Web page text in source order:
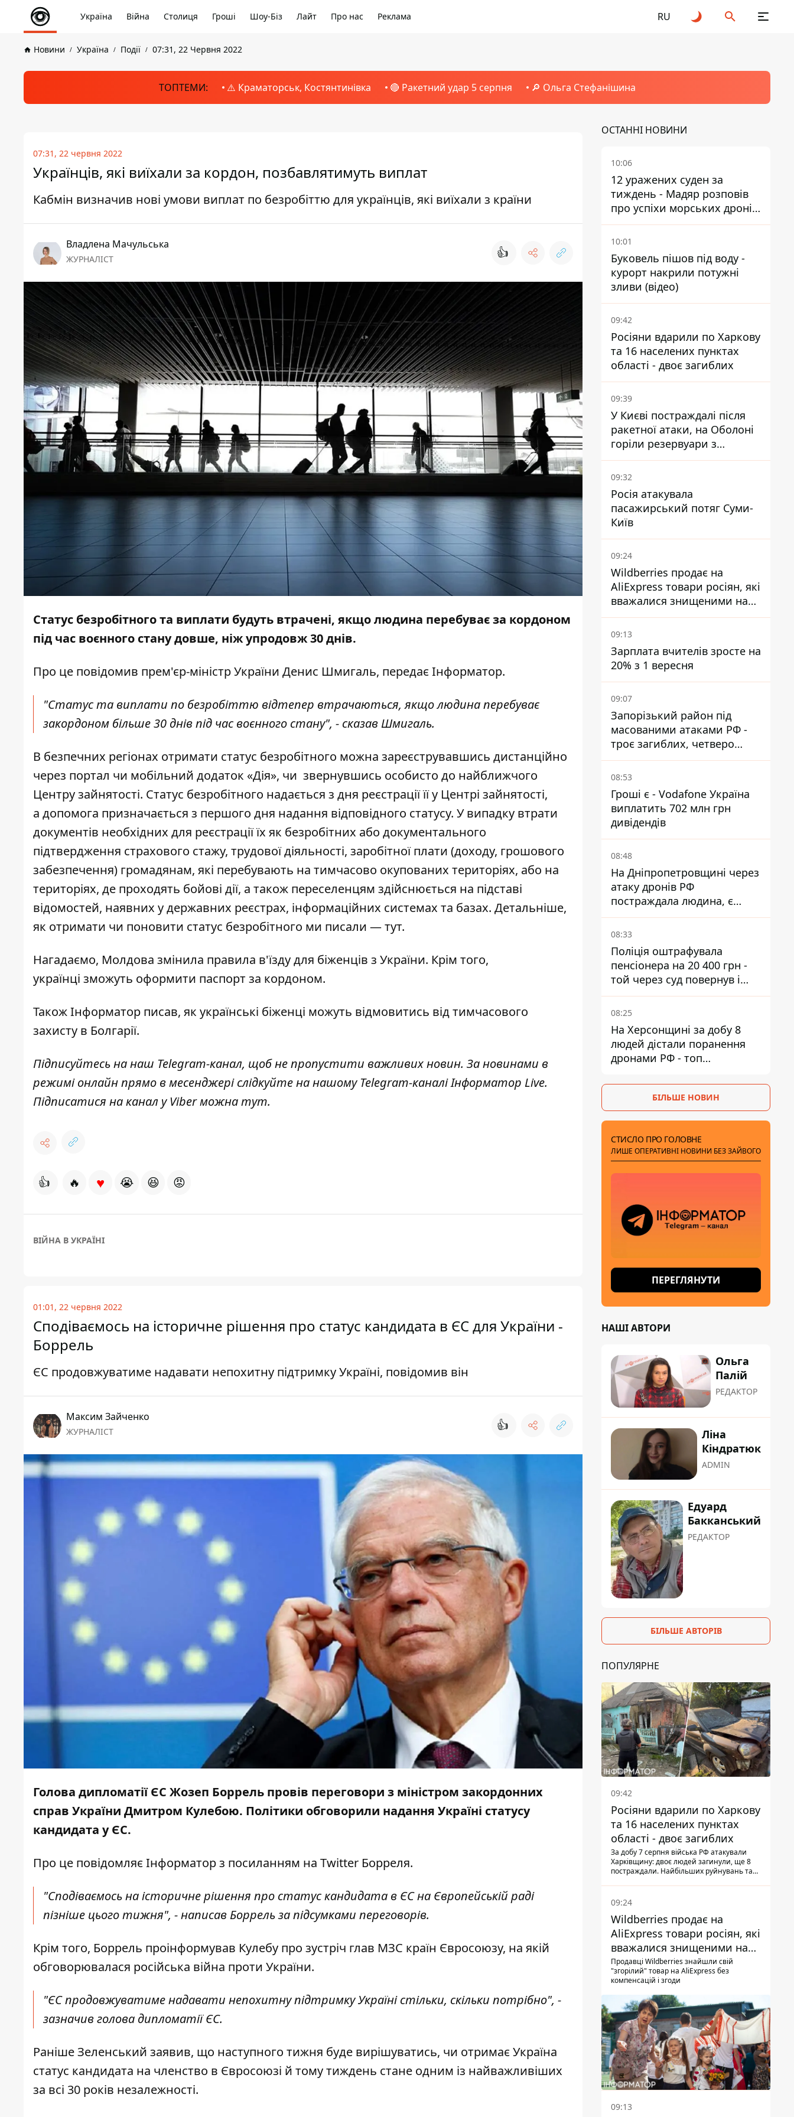
Україна Війна Столиця Гроші Шоу-Біз Лайт Про нас Реклама RU
Новини Україна Події 07:31, 22 Червня 2022
ТОПТЕМИ: ⚠️ Краматорськ, Костянтинівка 🔴 Ракетний удар 5 серпня 🔎 Ольга Стефанішина
07:31, 22 червня 2022
Українців, які виїхали за кордон, позбавлятимуть виплат
Кабмін визначив нові умови виплат по безробіттю для українців, які виїхали з країни
Владлена Мачульська
ЖУРНАЛІСТ 👍
Статус безробітного та виплати будуть втрачені, якщо людина перебуває за кордоном
під час воєнного стану довше, ніж упродовж 30 днів.
Про це повідомив прем'єр-міністр України Денис Шмигаль, передає Інформатор.
"Статус та виплати по безробіттю відтепер втрачаються, якщо людина перебуває
закордоном більше 30 днів під час воєнного стану", - сказав Шмигаль.
В безпечних регіонах отримати статус безробітного можна зареєструвавшись дистанційно
через портал чи мобільний додаток «Дія», чи звернувшись особисто до найближчого
Центру зайнятості. Статус безробітного надається з дня реєстрації її у Центрі зайнятості,
а допомога призначається з першого дня надання відповідного статусу. У випадку втрати
документів необхідних для реєстрації їх як безробітних або документального
підтвердження страхового стажу, трудової діяльності, заробітної плати (доходу, грошового
забезпечення) громадянам, які перебувають на тимчасово окупованих територіях, або на
територіях, де проходять бойові дії, а також переселенцям здійснюється на підставі
відомостей, наявних у державних реєстрах, інформаційних системах та базах. Детальніше,
як отримати чи поновити статус безробітного ми писали —тут.
Нагадаємо, Молдова змінила правила в'їзду для біженців з України. Крім того,
українці зможуть оформити паспорт за кордоном.
ТакожІнформатор писав, як українські біженці можуть відмовитись від тимчасового
захисту в Болгарії.
Підписуйтесь на наш Telegram-канал, щоб не пропустити важливих новин. За новинами в
режимі онлайн прямо в месенджері слідкуйте на нашому Telegram-каналіІнформатор Live.
Підписатися на канал у Viber можнатут.
👍 🔥 ♥ 😭 😆 😡
ВІЙНА В УКРАЇНІ
01:01, 22 червня 2022
Сподіваємось на історичне рішення про статус кандидата в ЄС для України -
Боррель
ЄС продовжуватиме надавати непохитну підтримку Україні, повідомив він
Максим Зайченко
ЖУРНАЛІСТ 👍
Голова дипломатії ЄС Жозеп Боррель провів переговори з міністром закордонних
справ України Дмитром Кулебою. Політики обговорили надання Україні статусу
кандидата у ЄС.
Про це повідомляє Інформаторз посиланням на Twitter Борреля.
"Сподіваємось на історичне рішення про статус кандидата в ЄС на Європейській раді
пізніше цього тижня", - написав Боррель за підсумками переговорів.
Крім того, Боррель проінформував Кулебу про зустріч глав МЗС країн Євросоюзу, на якій
обговорювалася російська війна проти України.
"ЄС продовжуватиме надавати непохитну підтримку Україні стільки, скільки потрібно", -
зазначив голова дипломатії ЄС.
Раніше Зеленський заявив, що наступного тижня буде вирішуватись, чи отримає Україна
статус кандидата на членство в Євросоюзі й тому тиждень стане одним із найважливіших
за всі 30 років незалежності.
ОСТАННІ НОВИНИ
10:06
12 уражених суден за
тиждень - Мадяр розповів
про успіхи морських дронів
у Чорному та Азовському
морях
10:01
Буковель пішов під воду -
курорт накрили потужні
зливи (відео)
09:42
Росіяни вдарили по Харкову
та 16 населених пунктах
області - двоє загиблих
09:39
У Києві постраждалі після
ракетної атаки, на Оболоні
горіли резервуари з
паливом
09:32
Росія атакувала
пасажирський потяг Суми-
Київ
09:24
Wildberries продає на
AliExpress товари росіян, які
вважалися знищеними на
складах
09:13
Зарплата вчителів зросте на
20% з 1 вересня
09:07
Запорізький район під
масованими атаками РФ -
троє загиблих, четверо
поранених
08:53
Гроші є - Vodafone Україна
виплатить 702 млн грн
дивідендів
08:48
На Дніпропетровщині через
атаку дронів РФ
постраждала людина, є
пожежі та пошкодження
08:33
Поліція оштрафувала
пенсіонера на 20 400 грн -
той через суд повернув і
гроші, і отримав 3 тис. грн
моральної шкоди
08:25
На Херсонщині за добу 8
людей дістали поранення
дронами РФ - топ
БІЛЬШЕ НОВИН
СТИСЛО ПРО ГОЛОВНЕ
ЛИШЕ ОПЕРАТИВНІ НОВИНИ БЕЗ ЗАЙВОГО
ПЕРЕГЛЯНУТИ
НАШІ АВТОРИ
Ольга
Палій
РЕДАКТОР
Ліна
Кіндратюк
ADMIN
Едуард
Бакканський
РЕДАКТОР
БІЛЬШЕ АВТОРІВ
ПОПУЛЯРНЕ
09:42
Росіяни вдарили по Харкову
та 16 населених пунктах
області - двоє загиблих
За добу 7 серпня війська РФ атакували
Харківщину: двоє людей загинули, ще 8
постраждали. Найбільших руйнувань та
09:24
Wildberries продає на
AliExpress товари росіян, які
вважалися знищеними на
складах
Продавці Wildberries знайшли свій
"згорілий" товар на AliExpress без
компенсацій і згоди
09:13